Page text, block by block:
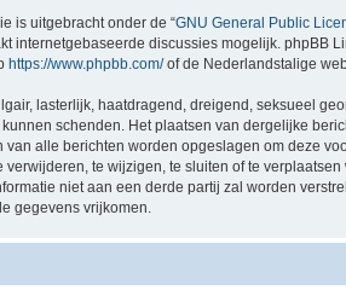
is uitgebracht onder de “GNU General Public
internetgebaseerde discussies mogelijk.
https://www.phpbb.com/of de Nederlandstalige
lasterlijk, haatdragend, dreigend, seksueel
schenden. Het plaatsen van dergelijke
alle berichten worden opgeslagen om deze
te wijzigen, te sluiten of te
niet aan een derde partij zal worden
gegevens vrijkomen.